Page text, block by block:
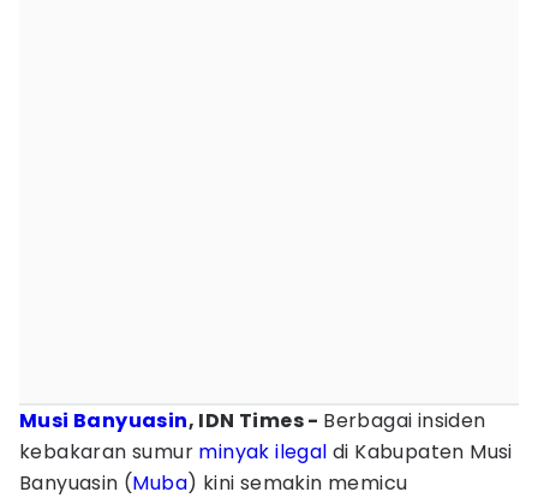
Musi Banyuasin, IDN Times - Berbagai insiden
kebakaran sumur minyak ilegal di Kabupaten Musi
Banyuasin (Muba) kini semakin memicu